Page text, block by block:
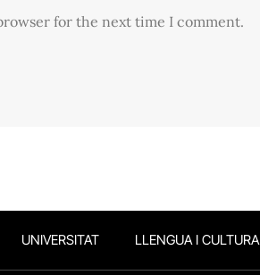
for the next time I comment.
UNIVERSITAT LLENGUA I CULTURA